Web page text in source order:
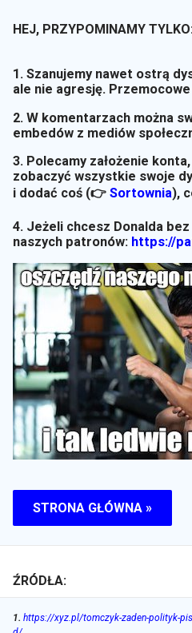
HEJ, PRZYPOMINAMY
1. Szanujemy nawet ostrą
ale nie agresję.
2. W komentarzach można
embedów z mediów
3. Polecamy założenie
zobaczyć wszystkie swoje
i dodać coś (👉 Sortownia),
4. Jeżeli chcesz Donalda
naszych patronów: https://
STRONA GŁÓWNA »
ŹRÓDŁA:
1. https://xyz.pl/tomczyk-zaden-polityk-